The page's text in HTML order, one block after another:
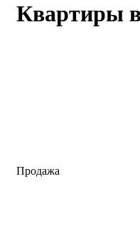
Квартиры
Продажа